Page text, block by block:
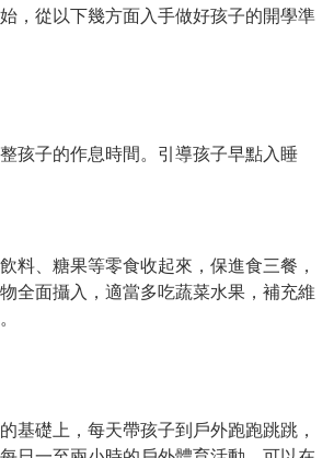
，從以下幾方面入手做好孩子的開學準
孩子的作息時間。引導孩子早點入睡
料、糖果等零食收起來，保進食三餐，
全面攝入，適當多吃蔬菜水果，補充維
基礎上，每天帶孩子到戶外跑跑跳跳，